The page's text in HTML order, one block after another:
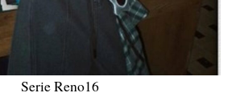
Serie Reno16